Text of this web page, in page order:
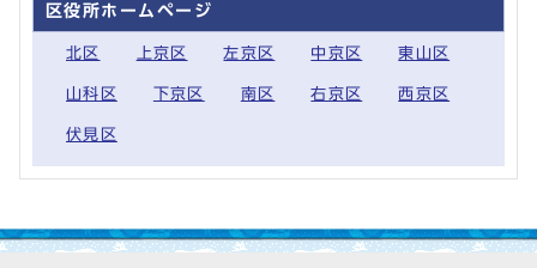
区役所ホームページ
北区 上京区 左京区 中京区 東山区
山科区 下京区 南区 右京区 西京区
伏見区